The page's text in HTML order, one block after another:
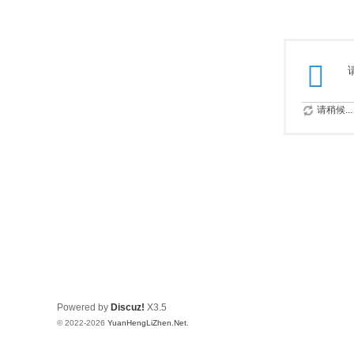
请稍候...
Powered by Discuz! X3.5
© 2022-2026 YuanHengLiZhen.Net